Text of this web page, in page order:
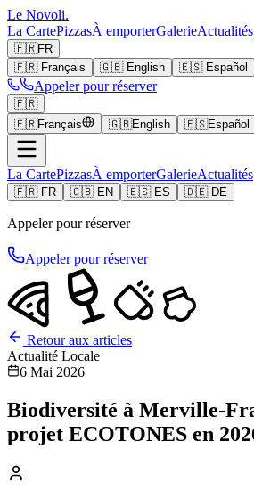
Le Novoli.
La CartePizzasÀ emporterGalerieActualités
🇫🇷FR
🇫🇷 Français 🇬🇧 English 🇪🇸 Español
Appeler pour réserver
🇫🇷
🇫🇷Français 🇬🇧English 🇪🇸Español
La CartePizzasÀ emporterGalerieActualités
🇫🇷 FR 🇬🇧 EN 🇪🇸 ES 🇩🇪 DE
Appeler pour réserver
Appeler pour réserver
Retour aux articles
Actualité Locale
6 Mai 2026
Biodiversité à Merville-
projet ECOTONES en